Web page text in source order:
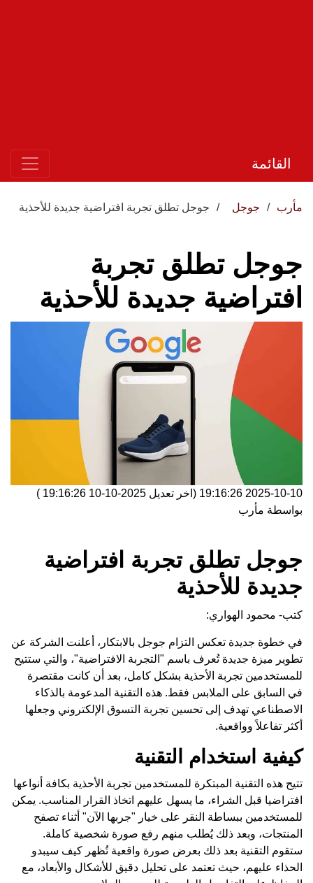
القائمة
مأرب جوجل جوجل تطلق تجربة افتراضية جديدة للأحذية
جوجل تطلق تجربة
افتراضية جديدة للأحذية
2025-10-10 19:16:26 (اخر تعديل 2025-10-10 19:16:26
)
بواسطة مأرب
جوجل تطلق تجربة افتراضية
جديدة للأحذية
كتب- محمود الهواري:
في خطوة جديدة تعكس التزام جوجل بالابتكار، أعلنت الشركة عن
تطوير ميزة جديدة تُعرف باسم "التجربة الافتراضية"، والتي ستتيح
للمستخدمين تجربة الأحذية بشكل كامل، بعد أن كانت مقتصرة
في السابق على الملابس فقط. هذه التقنية المدعومة بالذكاء
الاصطناعي تهدف إلى تحسين تجربة التسوق الإلكتروني وجعلها
أكثر تفاعلاً وواقعية.
كيفية استخدام التقنية
تتيح هذه التقنية المبتكرة للمستخدمين تجربة الأحذية بكافة أنواعها
افتراضيا قبل الشراء، ما يسهل عليهم اتخاذ القرار المناسب. يمكن
للمستخدمين ببساطة النقر على خيار "جربها الآن" أثناء تصفح
المنتجات، وبعد ذلك يُطلب منهم رفع صورة شخصية كاملة.
ستقوم التقنية بعد ذلك بعرض صورة واقعية تُظهر كيف سيبدو
الحذاء عليهم، حيث تعتمد على تحليل دقيق للأشكال والأبعاد، مع